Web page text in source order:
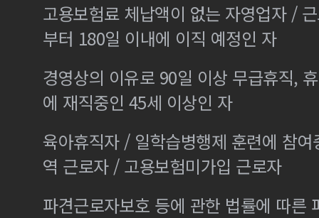
고용보험료 체납액이 없는 자영업자 /
부터 180일 이내에 이직 예정인 자
경영상의 이유로 90일 이상 무급휴직,
에 재직중인 45세 이상인 자
육아휴직자 / 일학습병행제 훈련에 참
역 근로자 / 고용보험미가입 근로자
파견근로자보호 등에 관한 법률에 따른